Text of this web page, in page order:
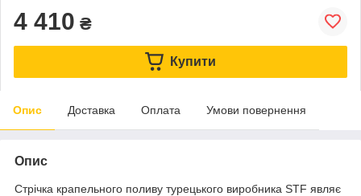
4 410 ₴
Купити
Опис Доставка Оплата Умови повернення
Опис
Стрічка крапельного поливу турецького виробника STF являє